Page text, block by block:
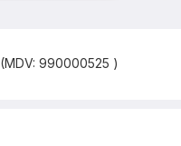
(MDV: 990000525 )